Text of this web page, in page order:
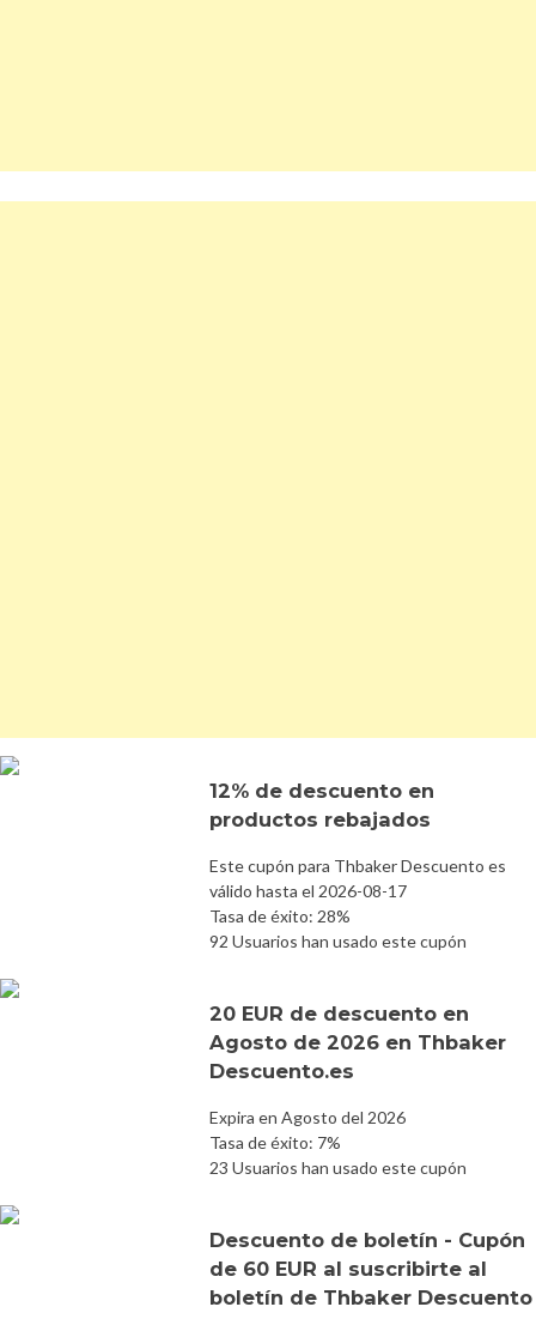
12% de descuento en
productos rebajados
Este cupón para Thbaker Descuento es
válido hasta el 2026-08-17
Tasa de éxito: 28%
92 Usuarios han usado este cupón
20 EUR de descuento en
Agosto de 2026 en Thbaker
Descuento.es
Expira en Agosto del 2026
Tasa de éxito: 7%
23 Usuarios han usado este cupón
Descuento de boletín - Cupón
de 60 EUR al suscribirte al
boletín de Thbaker Descuento